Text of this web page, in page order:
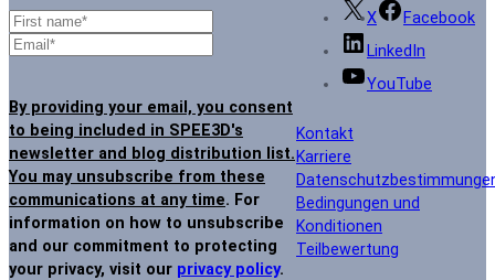
By providing your email, you consent
to being included in SPEE3D's
newsletter and blog distribution list.
You may unsubscribe from these
communications at any time. For
information on how to unsubscribe
and our commitment to protecting
your privacy, visit our privacy policy.
X
Facebook
LinkedIn
YouTube
Kontakt
Karriere
Bedingungen und
Konditionen
Teilbewertung